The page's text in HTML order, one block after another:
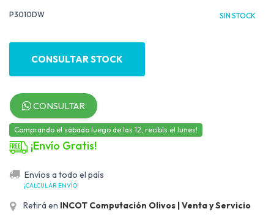
P3010DW SIN STOCK
CONSULTAR STOCK
CONSULTAR
Comprando el sábado luego de las 12, recibís el lunes!
¡Envío Gratis!
Envíos a todo el país
¡CALCULAR ENVÍO!
Retirá en INCOT Computación Olivos | Venta y Servicio